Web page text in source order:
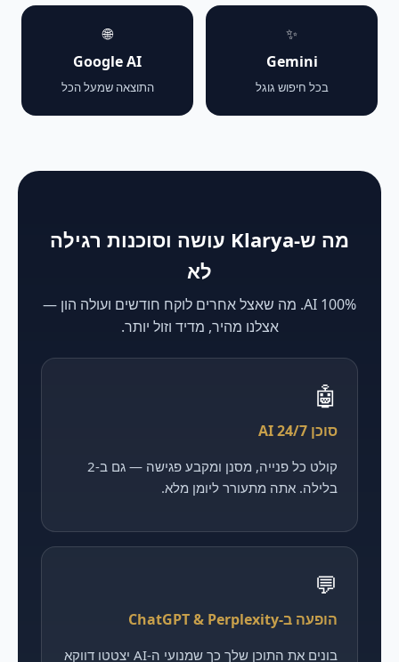
✨
Gemini
בכל חיפוש גוגל
🌐
Google AI
התוצאה שמעל הכל
מה ש-Klarya עושה וסוכנות רגילה
לא
100% AI. מה שאצל אחרים לוקח חודשים ועולה הון —
אצלנו מהיר, מדיד וזול יותר.
🤖
סוכן AI 24/7
קולט כל פנייה, מסנן ומקבע פגישה — גם ב-2
בלילה. אתה מתעורר ליומן מלא.
💬
הופעה ב-ChatGPT & Perplexity
בונים את התוכן שלך כך שמנועי ה-AI יצטטו דווקא